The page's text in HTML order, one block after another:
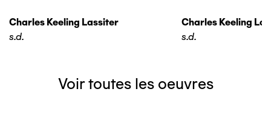
Charles Keeling Lassiter
s.d.
Charles Keeling
s.d.
Voir toutes les oeuvres